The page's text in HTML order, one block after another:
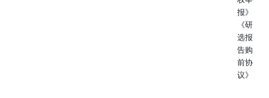
报》
《研
选报
告购
前协
议》